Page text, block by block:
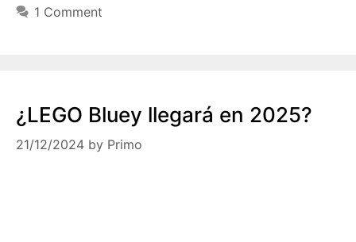
1 Comment
¿LEGO Bluey llegará en 2025?
21/12/2024 by Primo